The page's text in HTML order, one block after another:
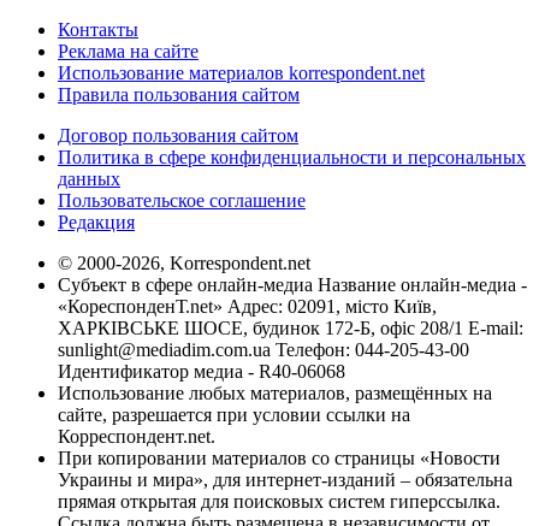
Контакты
Реклама на сайте
Использование материалов korrespondent.net
Правила пользования сайтом
Договор пользования сайтом
Политика в сфере конфиденциальности и персональных
данных
Пользовательское соглашение
Редакция
© 2000-2026, Korrespondent.net
Субъект в сфере онлайн-медиа Название онлайн-медиа -
«КореспонденТ.net» Адрес: 02091, місто Київ,
ХАРКІВСЬКЕ ШОСЕ, будинок 172-Б, офіс 208/1 E-mail:
sunlight@mediadim.com.ua Телефон: 044-205-43-00
Идентификатор медиа - R40-06068
Использование любых материалов, размещённых на
сайте, разрешается при условии ссылки на
Корреспондент.net.
При копировании материалов со страницы «Новости
Украины и мира», для интернет-изданий – обязательна
прямая открытая для поисковых систем гиперссылка.